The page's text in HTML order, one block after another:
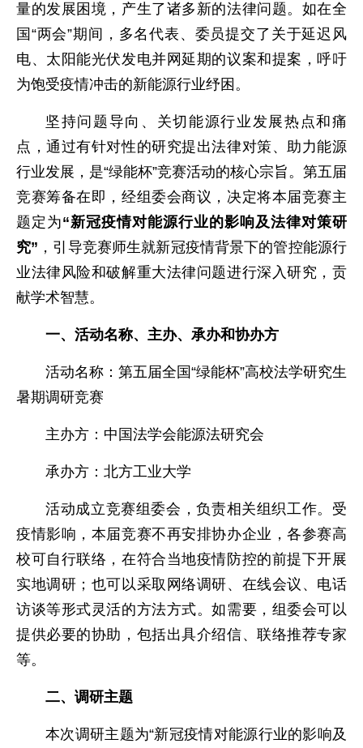
量的发展困境，产生了诸多新的法律问题。如在全
国“两会”期间，多名代表、委员提交了关于延迟风
电、太阳能光伏发电并网延期的议案和提案，呼吁
为饱受疫情冲击的新能源行业纾困。
坚持问题导向、关切能源行业发展热点和痛
点，通过有针对性的研究提出法律对策、助力能源
行业发展，是“绿能杯”竞赛活动的核心宗旨。第五届
竞赛筹备在即，经组委会商议，决定将本届竞赛主
题定为“新冠疫情对能源行业的影响及法律对策研
究” ，引导竞赛师生就新冠疫情背景下的管控能源行
业法律风险和破解重大法律问题进行深入研究，贡
献学术智慧。
一、活动名称、主办、承办和协办方
活动名称：第五届全国“绿能杯”高校法学研究生
暑期调研竞赛
主办方：中国法学会能源法研究会
承办方：北方工业大学
活动成立竞赛组委会，负责相关组织工作。受
疫情影响，本届竞赛不再安排协办企业，各参赛高
校可自行联络，在符合当地疫情防控的前提下开展
实地调研；也可以采取网络调研、在线会议、电话
访谈等形式灵活的方法方式。如需要，组委会可以
提供必要的协助，包括出具介绍信、联络推荐专家
等。
二、调研主题
本次调研主题为“新冠疫情对能源行业的影响及